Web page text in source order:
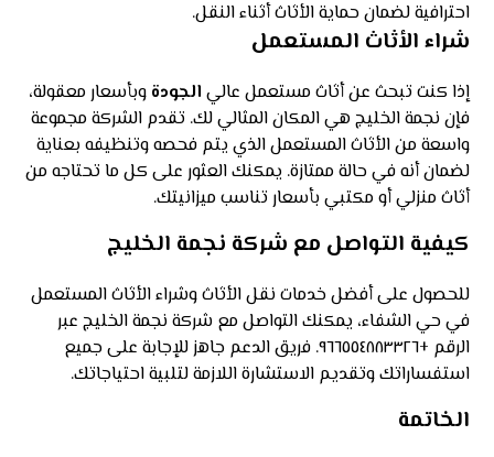
احترافية لضمان حماية الأثاث أثناء النقل.
شراء الأثاث المستعمل
إذا كنت تبحث عن أثاث مستعمل عالي الجودةوبأسعار معقولة،
فإن نجمة الخليج هي المكان المثالي لك. تقدم الشركة مجموعة
واسعة من الأثاث المستعمل الذي يتم فحصه وتنظيفه بعناية
لضمان أنه في حالة ممتازة. يمكنك العثور على كل ما تحتاجه من
أثاث منزلي أو مكتبي بأسعار تناسب ميزانيتك.
كيفية التواصل مع شركة نجمة الخليج
للحصول على أفضل خدمات نقل الأثاث وشراء الأثاث المستعمل
في حي الشفاء، يمكنك التواصل مع شركة نجمة الخليج عبر
الرقم +٩٦٦٥٥٤٨٨٣٣٢٦. فريق الدعم جاهز للإجابة على جميع
استفساراتك وتقديم الاستشارة اللازمة لتلبية احتياجاتك.
الخاتمة